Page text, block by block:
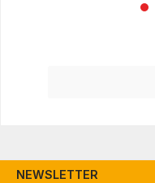
NEWSLETTER